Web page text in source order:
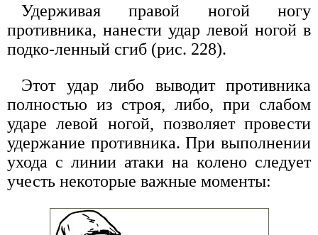
Удерживая правой ногой ногу
противника, нанести удар левой ногой в
подко-ленный сгиб (рис. 228).
Этот удар либо выводит противника
полностью из строя, либо, при слабом
ударе левой ногой, позволяет провести
удержание противника. При выполнении
ухода с линии атаки на колено следует
учесть некоторые важные моменты: